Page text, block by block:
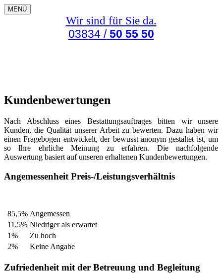
MENÜ
Wir sind für Sie da.
03834 /50 55 50
Kundenbewertungen
Nach Abschluss eines Bestattungsauftrages bitten wir unsere
Kunden, die Qualität unserer Arbeit zu bewerten. Dazu haben wir
einen Fragebogen entwickelt, der bewusst anonym gestaltet ist, um
so Ihre ehrliche Meinung zu erfahren. Die nachfolgende
Auswertung basiert auf unseren erhaltenen Kundenbewertungen.
Angemessenheit Preis-/Leistungsverhältnis
85,5% Angemessen
11,5% Niedriger als erwartet
1%
Zu hoch
2%
Keine Angabe
Zufriedenheit mit der Betreuung und Begleitung